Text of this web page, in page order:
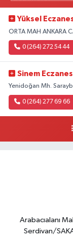
Yüksel
ORTA MAH ANKARA
0 (264) 272 54 44
Sinem
Yenidoğan Mh.
0 (264) 277 69 66
Arabacıalanı
Serdivan/